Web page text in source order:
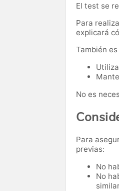
El test se
Para
explicará
También
No es
Para
previas:
No
No